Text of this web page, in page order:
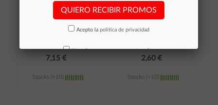
Cable prolongador
alimentacion Cpu M/H
5m schuko /
Cablexpert pc-189-
7,15 €
Stocks (+10)
Cable adaptador de
alimentacion (C14
hembra ) / 16a / 15cm
2,60 €
Stocks (+10)
QUIERO RECIBIR PROMOS
Acepto la política de privacidad
No volver a mostrar mas este aviso